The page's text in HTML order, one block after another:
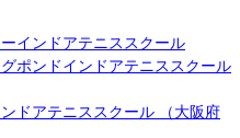
インドアテニススクール
ポンドインドアテニススクール
ドアテニススクール （大阪府